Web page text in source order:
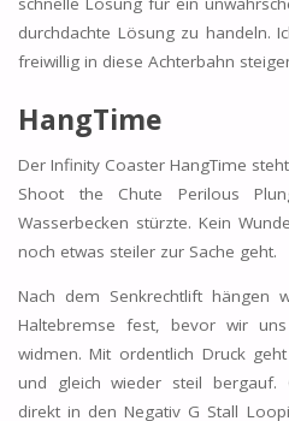
durchdachte Lösung zu handeln.
freiwillig in diese Achterbahn
HangTime
Der Infinity Coaster HangTime
Shoot the Chute Perilous
Wasserbecken stürzte. Kein
noch etwas steiler zur Sache geht.
Nach dem Senkrechtlift hängen
Haltebremse fest, bevor wir
widmen. Mit ordentlich Druck
und gleich wieder steil
direkt in den Negativ G Stall